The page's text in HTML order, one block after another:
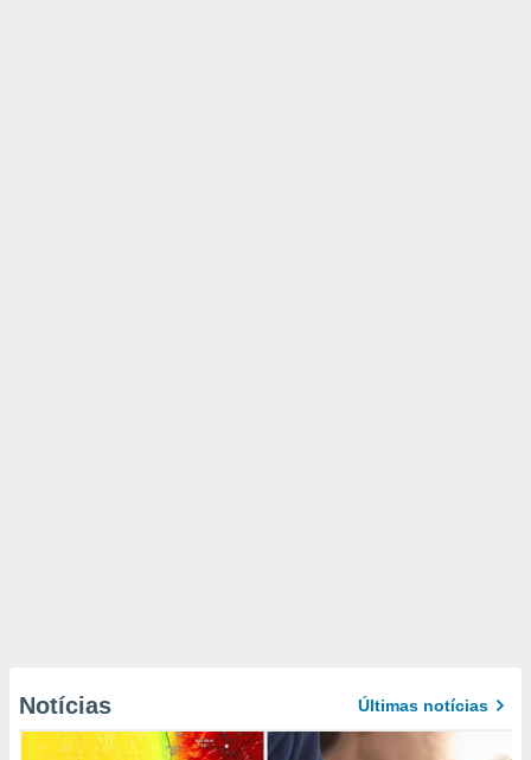
Notícias Últimas notícias